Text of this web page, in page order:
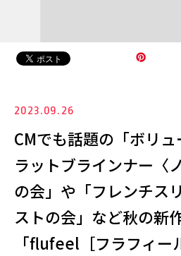
2023.09.26
CMでも話題の「ボリュ
ラットブラインナー〈
の会」や「フレンチス
ストの会」など秋の新
「flufeel［フラフィー